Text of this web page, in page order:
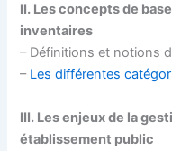
II. Les concepts de
inventaires
– Définitions et notions
– Les différentes
III. Les enjeux de la
établissement public